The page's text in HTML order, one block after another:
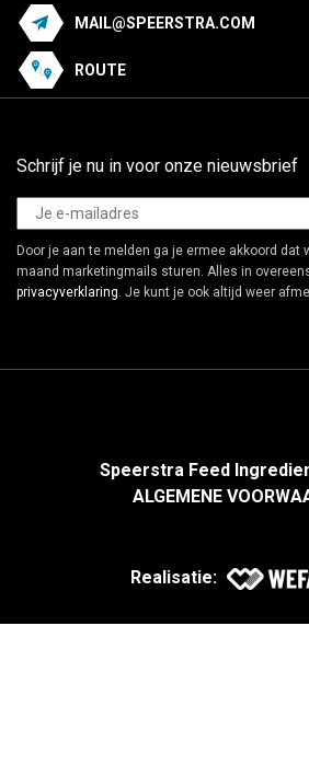
MAIL@SPEERSTRA.COM
ROUTE
Schrijf je nu in voor onze nieuwsbrief
Door je aan te melden ga je ermee akkoord dat
maand marketingmails sturen. Alles in
privacyverklaring. Je kunt je ook altijd weer
Speerstra Feed
ALGEMENE
Realisatie: